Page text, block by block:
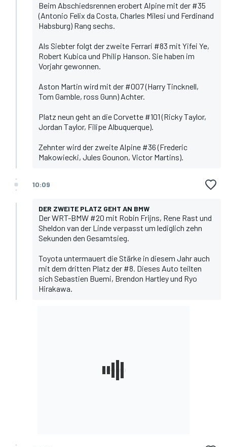
Beim Abschiedsrennen erobert Alpine mit der #35
(Antonio Felix da Costa, Charles Milesi und Ferdinand
Habsburg) Rang sechs.
Als Siebter folgt der zweite Ferrari #83 mit Yifei Ye,
Robert Kubica und Philip Hanson. Sie haben im
Vorjahr gewonnen.
Aston Martin wird mit der #007 (Harry Tincknell,
Tom Gamble, ross Gunn) Achter.
Platz neun geht an die Corvette #101 (Ricky Taylor,
Jordan Taylor, Filipe Albuquerque).
Zehnter wird der zweite Alpine #36 (Frederic
Makowiecki, Jules Gounon, Victor Martins).
10:09
DER ZWEITE PLATZ GEHT AN BMW
Der WRT-BMW #20 mit Robin Frijns, Rene Rast und
Sheldon van der Linde verpasst um lediglich zehn
Sekunden den Gesamtsieg.
Toyota untermauert die Stärke in diesem Jahr auch
mit dem dritten Platz der #8. Dieses Auto teilten
sich Sebastien Buemi, Brendon Hartley und Ryo
Hirakawa.